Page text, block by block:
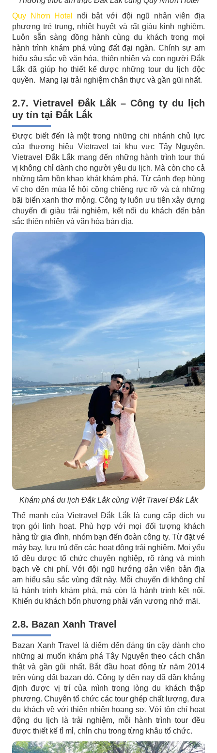
Quy Nhơn Hotel
nổi bật với đội ngũ nhân viên địa
phương trẻ trung, nhiệt huyết và rất giàu kinh nghiệm.
Luôn sẵn sàng đồng hành cùng du khách trong mọi
hành trình khám phá vùng đất đại ngàn. Chính sự am
hiểu sâu sắc về văn hóa, thiên nhiên và con người Đắk
Lắk đã giúp họ thiết kế được những tour du lịch độc
quyền. Mang lại trải nghiệm chân thực và gần gũi nhất.
2.7. Vietravel Đắk Lắk – Công ty du lịch
uy tín tại Đắk Lắk
Được biết đến là một trong những chi nhánh chủ lực
của thương hiệu Vietravel tại khu vực Tây Nguyên.
Vietravel Đắk Lắk mang đến những hành trình tour thú
vị không chỉ dành cho người yêu du lịch. Mà còn cho cả
những tâm hồn khao khát khám phá. Từ cảnh đẹp hùng
vĩ cho đến mùa lễ hội cồng chiêng rực rỡ và cả những
bãi biển xanh thơ mộng. Công ty luôn ưu tiên xây dựng
chuyến đi giàu trải nghiệm, kết nối du khách đến bản
sắc thiên nhiên và văn hóa bản địa.
Khám phá du lịch Đắk Lắk cùng Việt Travel Đắk Lắk
Thế mạnh của Vietravel Đắk Lắk là cung cấp dịch vụ
trọn gói linh hoạt. Phù hợp với mọi đối tượng khách
hàng từ gia đình, nhóm bạn đến đoàn công ty. Từ đặt vé
máy bay, lưu trú đến các hoạt động trải nghiệm. Mọi yếu
tố đều được tổ chức chuyên nghiệp, rõ ràng và minh
bạch về chi phí. Với đội ngũ hướng dẫn viên bản địa
am hiểu sâu sắc vùng đất này. Mỗi chuyến đi không chỉ
là hành trình khám phá, mà còn là hành trình kết nối.
Khiến du khách bốn phương phải vấn vương nhớ mãi.
2.8. Bazan Xanh Travel
Bazan Xanh Travel là điểm đến đáng tin cậy dành cho
những ai muốn khám phá Tây Nguyên theo cách chân
thật và gần gũi nhất. Bắt đầu hoạt động từ năm 2014
trên vùng đất bazan đỏ. Công ty đến nay đã dần khẳng
định được vị trí của mình trong lòng du khách thập
phương. Chuyên tổ chức các tour ghép chất lượng, đưa
du khách về với thiên nhiên hoang sơ. Với tôn chỉ hoạt
động du lịch là trải nghiệm, mỗi hành trình tour đều
được thiết kế tỉ mỉ, chỉn chu trong từng khâu tổ chức.